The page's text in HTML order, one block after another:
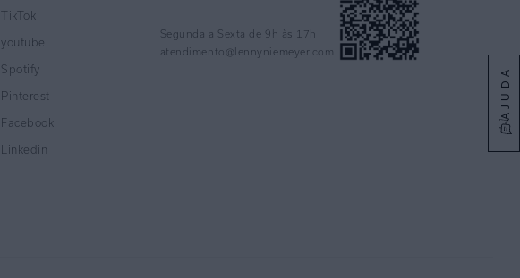
AJUDA
TikTok
youtube
Spotify
Pinterest
Facebook
Linkedin
Segunda a Sexta de 9h às 17h
atendimento@lennyniemeyer.com